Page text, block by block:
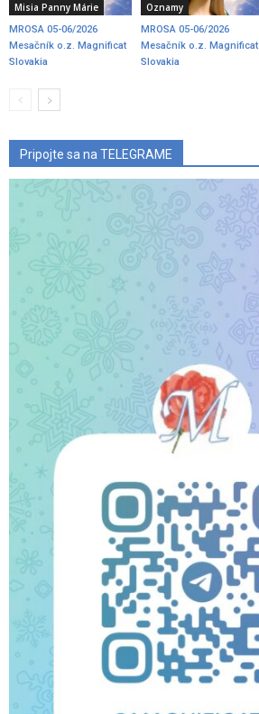
Misia Panny Márie
MROSA 05-06/2026
Mesačník o.z. Magnificat
Slovakia
Oznamy
MROSA 05-06/2026
Mesačník o.z. Magnificat
Slovakia
Pripojte sa na TELEGRAME